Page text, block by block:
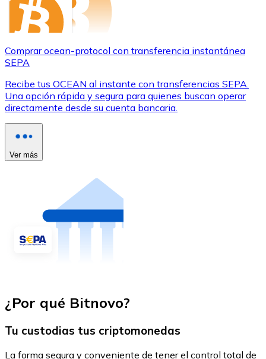
Comprar ocean-protocol con transferencia instantánea
SEPA
Recibe tus OCEAN al instante con transferencias SEPA.
Una opción rápida y segura para quienes buscan operar
directamente desde su cuenta bancaria.
Ver más
¿Por qué Bitnovo?
Tu custodias tus criptomonedas
La forma segura y conveniente de tener el control total de